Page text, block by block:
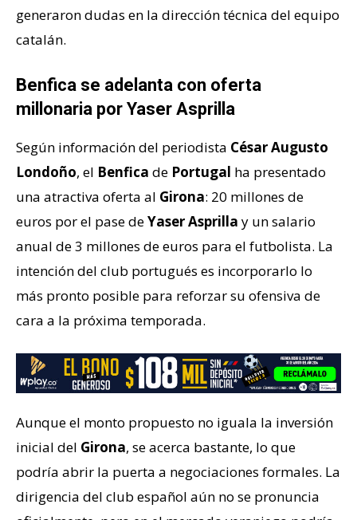
generaron dudas en la dirección técnica del equipo
catalán.
Benfica se adelanta con oferta
millonaria por Yaser Asprilla
Según información del periodista César Augusto
Londoño, el Benfica de Portugal ha presentado
una atractiva oferta al Girona: 20 millones de
euros por el pase deYaserAsprilla y un salario
anual de 3 millones de euros para el futbolista. La
intención del club portugués es incorporarlo lo
más pronto posible para reforzar su ofensiva de
cara a la próxima temporada.
Aunque el monto propuesto no iguala la inversión
inicial del Girona, se acerca bastante, lo que
podría abrir la puerta a negociaciones formales. La
dirigencia del club español aún no se pronuncia